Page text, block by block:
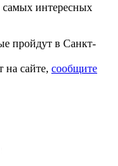
интересных
пройдут в Санкт-
на сайте, сообщите